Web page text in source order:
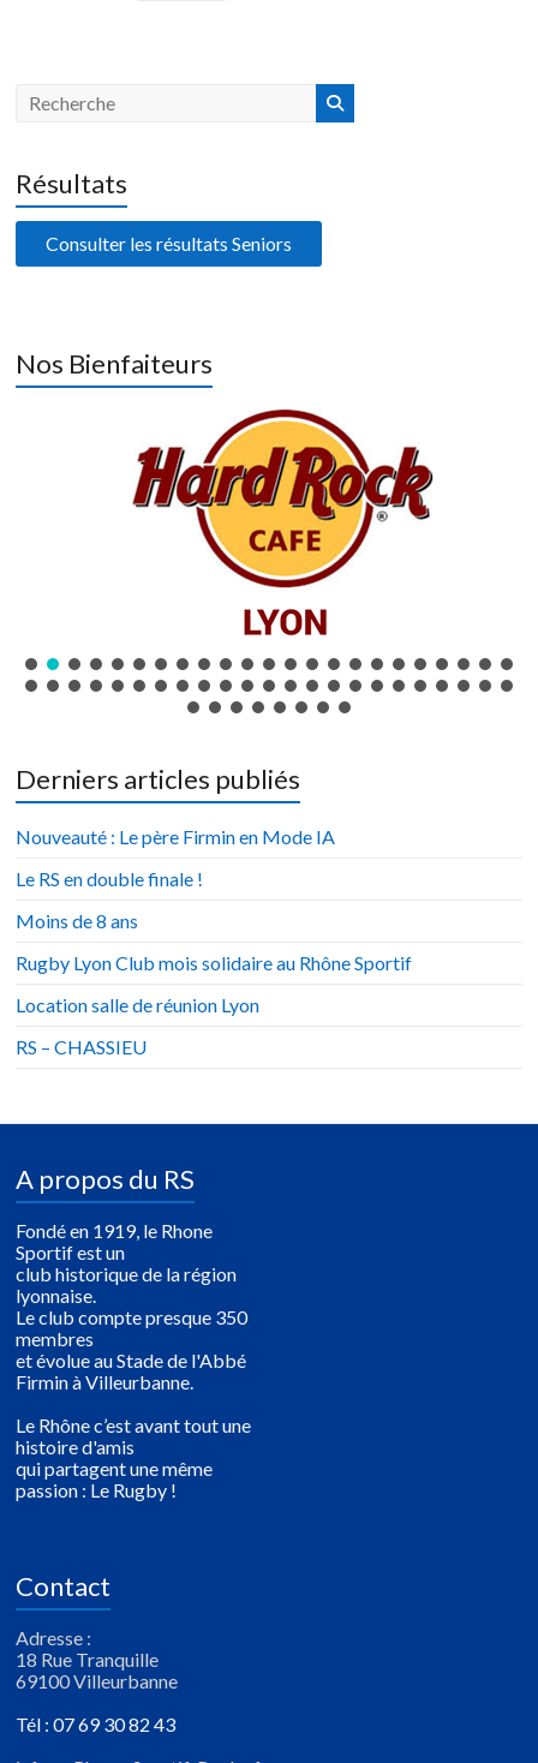
Résultats
Consulter les résultats Seniors
Nos Bienfaiteurs
Derniers articles publiés
Nouveauté : Le père Firmin en Mode IA
Le RS en double finale !
Moins de 8 ans
Rugby Lyon Club mois solidaire au Rhône Sportif
Location salle de réunion Lyon
RS – CHASSIEU
A propos du RS
Fondé en 1919, le Rhone
Sportif est un
club historique de la région
lyonnaise.
Le club compte presque 350
membres
et évolue au Stade de l'Abbé
Firmin à Villeurbanne.
Le Rhône c’est avant tout une
histoire d'amis
qui partagent une même
passion : Le Rugby !
Contact
Adresse :
18 Rue Tranquille
69100 Villeurbanne
Tél : 07 69 30 82 43